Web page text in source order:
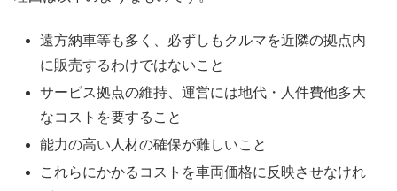
遠方納車等も多く、必ずしもクルマを近隣の拠点内
に販売するわけではないこと
サービス拠点の維持、運営には地代・人件費他多大
なコストを要すること
能力の高い人材の確保が難しいこと
これらにかかるコストを車両価格に反映させなけれ